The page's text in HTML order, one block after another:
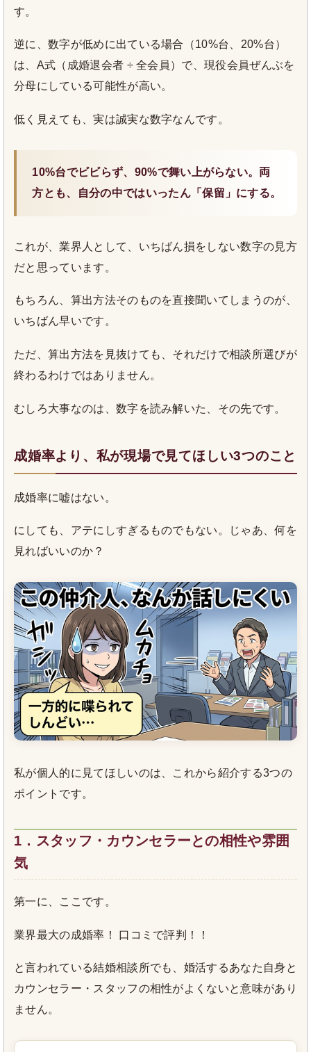
す。
逆に、数字が低めに出ている場合（10%台、20%台）
は、A式（成婚退会者 ÷ 全会員）で、現役会員ぜんぶを
分母にしている可能性が高い。
低く見えても、実は誠実な数字なんです。
10%台でビビらず、90%で舞い上がらない。両
方とも、自分の中ではいったん「保留」にする。
これが、業界人として、いちばん損をしない数字の見方
だと思っています。
もちろん、算出方法そのものを直接聞いてしまうのが、
いちばん早いです。
ただ、算出方法を見抜けても、それだけで相談所選びが
終わるわけではありません。
むしろ大事なのは、数字を読み解いた、その先です。
成婚率より、私が現場で見てほしい3つのこと
成婚率に嘘はない。
にしても、アテにしすぎるものでもない。じゃあ、何を
見ればいいのか？
私が個人的に見てほしいのは、これから紹介する3つの
ポイントです。
1．スタッフ・カウンセラーとの相性や雰囲
気
第一に、ここです。
業界最大の成婚率！ 口コミで評判！！
と言われている結婚相談所でも、婚活するあなた自身と
カウンセラー・スタッフの相性がよくないと意味があり
ません。